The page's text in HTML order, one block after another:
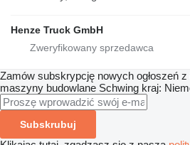
Henze Truck GmbH
Zamów subskrypcję nowych ogłoszeń z
maszyny budowlane Schwing kraj:
Subskrubuj